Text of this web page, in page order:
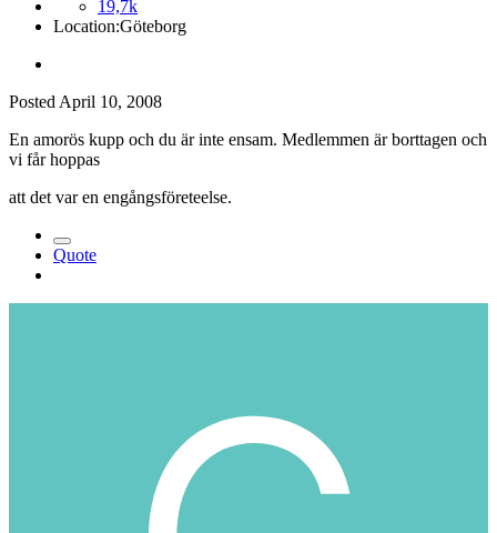
19,7k
Location:Göteborg
Posted April 10, 2008
En amorös kupp och du är inte ensam. Medlemmen är borttagen och
vi får hoppas
att det var en engångsföreteelse.
Quote